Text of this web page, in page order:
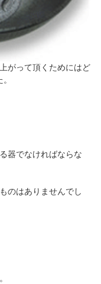
がって頂くためにはど
器でなければならな
のはありませんでし